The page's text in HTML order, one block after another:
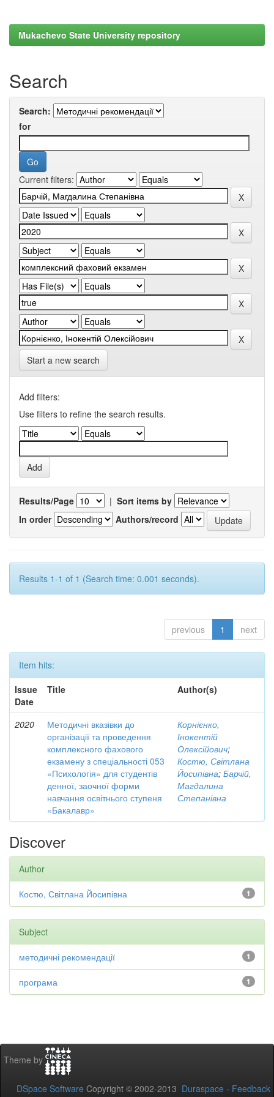
Mukachevo State University repository
Search
Search:
for
Current filters:
Start a new search
Add filters:
Use filters to refine the search results.
Results/Page | Sort items by
In order
Authors/record
Results 1-1 of 1 (Search time: 0.001 seconds).
previous 1 next
Item hits:
Issue
Date
Title Author(s)
2020
Методичні вказівки до
організації та проведення
комплексного фахового
екзамену з спеціальності 053
«Психологія» для студентів
денної, заочної форми
навчання освітнього ступеня
«Бакалавр»
Корнієнко,
Інокентій
Олексійович;
Костю, Світлана
Йосипівна; Барчій,
Магдалина
Степанівна
Discover
Author
1
Костю, Світлана Йосипівна
Subject
1
методичні рекомендації
1
програма
Theme by
DSpace Software Copyright © 2002-2013 Duraspace - Feedback